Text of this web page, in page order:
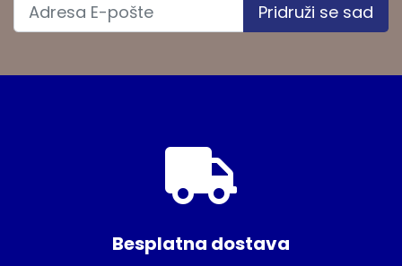
Pridruži se sad
Besplatna dostava